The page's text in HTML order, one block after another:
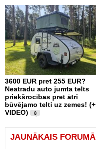
3600 EUR pret 255 EUR?
Neatradu auto jumta telts
priekšrocības pret ātri
būvējamo telti uz zemes! (+
VIDEO)
8
JAUNĀKAIS FORUMĀ